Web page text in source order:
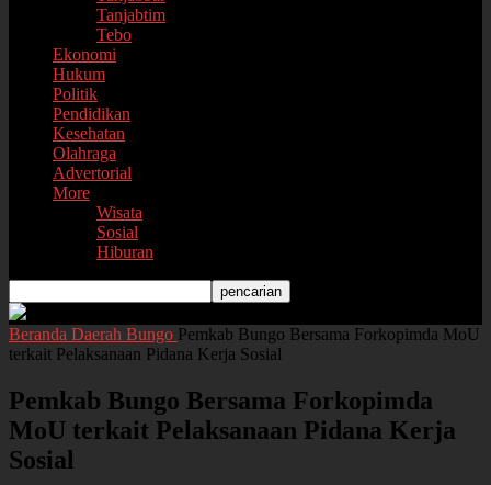
Tanjabtim
Tebo
Ekonomi
Hukum
Politik
Pendidikan
Kesehatan
Olahraga
Advertorial
More
Wisata
Sosial
Hiburan
Beranda Daerah Bungo Pemkab Bungo Bersama Forkopimda MoU
terkait Pelaksanaan Pidana Kerja Sosial
Pemkab Bungo Bersama Forkopimda
MoU terkait Pelaksanaan Pidana Kerja
Sosial